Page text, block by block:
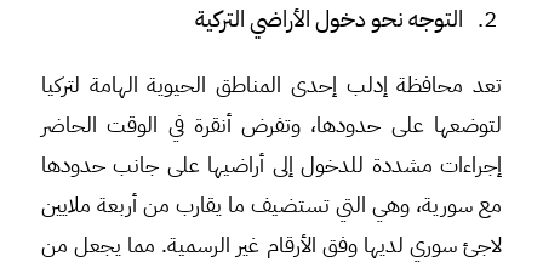
2. التوجه نحو دخول الأراضي التركية
تعد محافظة إدلب إحدى المناطق الحيوية الهامة لتركيا
لتوضعها على حدودها، وتفرض أنقرة في الوقت الحاضر
إجراءات مشددة للدخول إلى أراضيها على جانب حدودها
مع سورية، وهي التي تستضيف ما يقارب من أربعة ملايين
لاجئ سوري لديها وفق الأرقام غير الرسمية. مما يجعل من